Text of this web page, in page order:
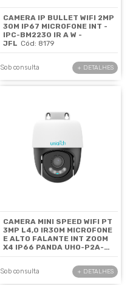
CAMERA IP BULLET WIFI 2MP
30M IP67 MICROFONE INT -
IPC-BM2230 IR A W -
JFL Cód: 8179
Sob consulta + DETALHES
CAMERA MINI SPEED WIFI PT
3MP L4,0 IR30M MICROFONE
E ALTO FALANTE INT ZOOM
X4 IP66 PANDA UHO-P2A-
Sob consulta + DETALHES